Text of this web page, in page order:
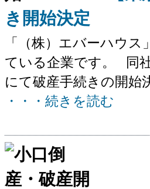
き開始決定
「（株）エバーハウ
ている企業です。 同
にて破産手続きの開始
・・・続きを読む